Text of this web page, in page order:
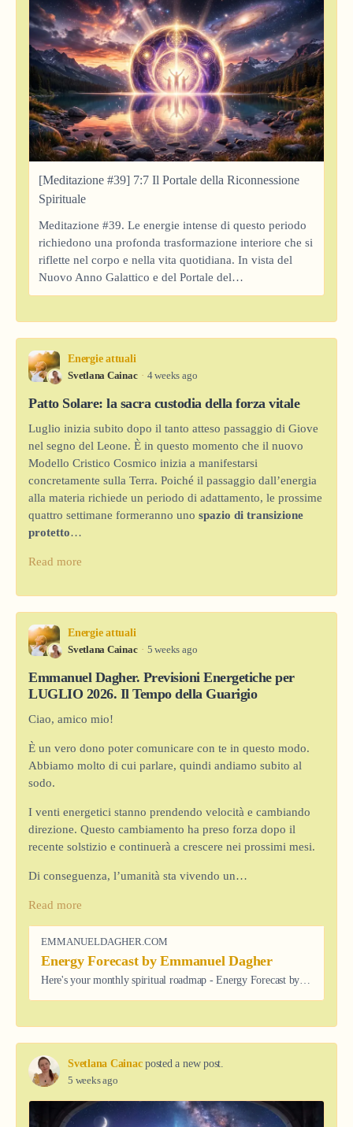
[Meditazione #39] 7:7 Il Portale della Riconnessione
Spirituale
Meditazione #39. Le energie intense di questo periodo
richiedono una profonda trasformazione interiore che si
riflette nel corpo e nella vita quotidiana. In vista del
Nuovo Anno Galattico e del Portale del…
Energie attuali
Svetlana Cainac
4 weeks ago
Patto Solare: la sacra custodia della forza vitale
Luglio inizia subito dopo il tanto atteso passaggio di Giove
nel segno del Leone. È in questo momento che il nuovo
Modello Cristico Cosmico inizia a manifestarsi
concretamente sulla Terra. Poiché il passaggio dall’energia
alla materia richiede un periodo di adattamento, le prossime
quattro settimane formeranno uno spazio di transizione
protetto…
Read more
Energie attuali
Svetlana Cainac
5 weeks ago
Emmanuel Dagher. Previsioni Energetiche per
LUGLIO 2026. Il Tempo della Guarigio
Ciao, amico mio!
È un vero dono poter comunicare con te in questo modo.
Abbiamo molto di cui parlare, quindi andiamo subito al
sodo.
I venti energetici stanno prendendo velocità e cambiando
direzione. Questo cambiamento ha preso forza dopo il
recente solstizio e continuerà a crescere nei prossimi mesi.
Di conseguenza, l’umanità sta vivendo un…
Read more
EMMANUELDAGHER.COM
Energy Forecast by Emmanuel Dagher
Here's your monthly spiritual roadmap - Energy Forecast by Emmanuel Dagher. Click here to read what's in store for you this month.
Svetlana Cainacposted a new post.
5 weeks ago